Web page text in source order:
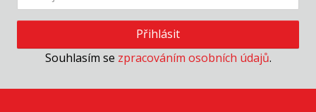
n
Přihlásit
Souhlasím se zpracováním osobních údajů.